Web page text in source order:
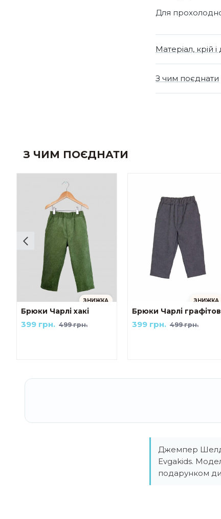
Для
Матеріал, крій
З чим поєднати
З ЧИМ ПОЄДНАТИ
ЗНИЖКА
Брюки Чарлі хакі
499 грн.
399 грн.
ЗНИЖКА
Брюки Чарлі
499 грн.
399 грн.
Джемпер
Evgakids.
подарунком